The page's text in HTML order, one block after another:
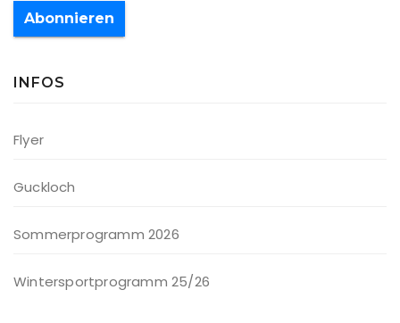
Abonnieren
INFOS
Flyer
Guckloch
Sommerprogramm 2026
Wintersportprogramm 25/26